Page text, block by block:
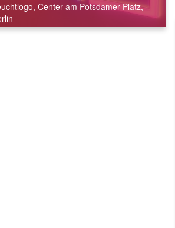
Center am Potsdamer Platz,